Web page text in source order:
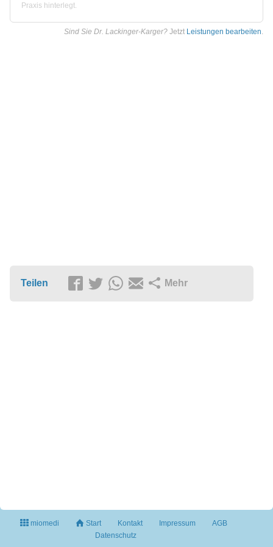
Praxis hinterlegt.
Sind Sie Dr. Lackinger-Karger? Jetzt Leistungen bearbeiten.
Teilen Mehr
miomedi Start Kontakt Impressum
AGB
Datenschutz